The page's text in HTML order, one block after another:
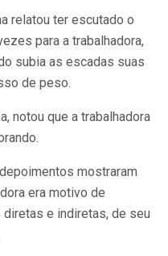
relatou ter escutado o
para a trabalhadora,
subia as escadas suas
de peso.
notou que a trabalhadora
mostraram
era motivo de
e indiretas, de seu